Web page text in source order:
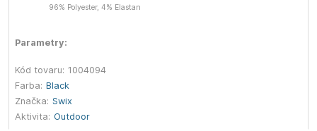
96% Polyester, 4% Elastan
Parametry:
Kód tovaru: 1004094
Farba: Black
Značka: Swix
Aktivita: Outdoor